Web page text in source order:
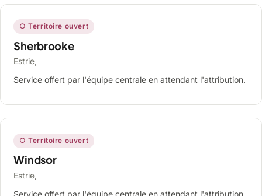
○ Territoire ouvert
Sherbrooke
Estrie,
Service offert par l'équipe centrale en attendant l'attribution.
○ Territoire ouvert
Windsor
Estrie,
Service offert par l'équipe centrale en attendant l'attribution.